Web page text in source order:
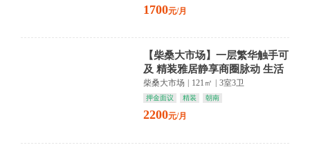
1700元/月
【柴桑大市场】一层繁华触手可
及 精装雅居静享商圈脉动 生活
从此从容优雅
柴桑大市场 121㎡ 3室3卫
押金面议 精装 朝南
2200元/月